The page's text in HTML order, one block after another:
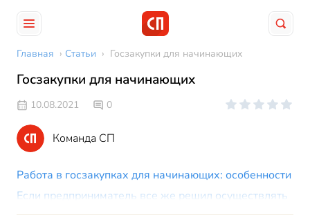
Главная › Статьи › Госзакупки для начинающих
Госзакупки для начинающих
10.08.2021 0
Команда СП
Работа в госзакупках для начинающих: особенности
Если предприниматель все же решил осуществлять